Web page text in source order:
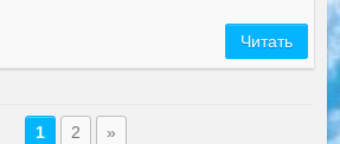
Читать
1 2 »